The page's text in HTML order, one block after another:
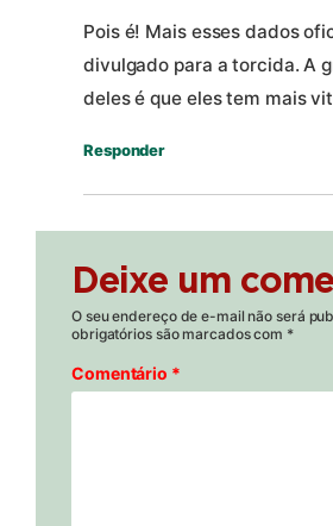
Pois é! Mais esses dados
divulgado para a torcida. A
deles é que eles tem mais
Responder
Deixe um
O seu endereço de e-mail não será
obrigatórios são marcados com *
Comentário *